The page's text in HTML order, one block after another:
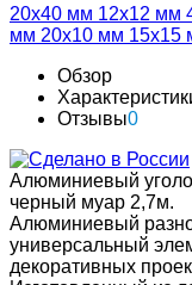
20х40 мм 12х12 мм
мм 20х10 мм 15х15
Обзор
Отзывы0
Алюминиевый
черный муар 2,7м.
Алюминиевый
универсальный
декоративных